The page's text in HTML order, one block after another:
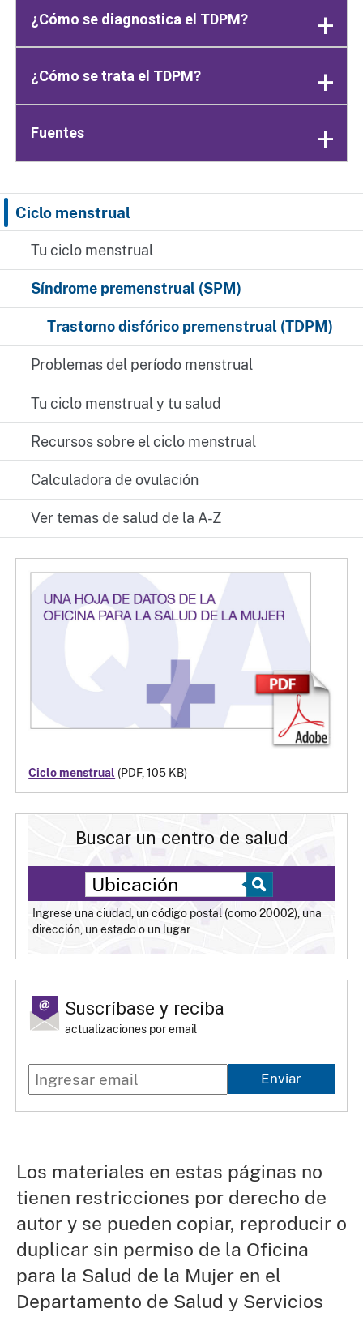
Ciclo menstrual
Tu ciclo menstrual
Síndrome premenstrual (SPM)
Trastorno disfórico premenstrual (TDPM)
Problemas del período menstrual
Tu ciclo menstrual y tu salud
Recursos sobre el ciclo menstrual
Calculadora de ovulación
Ver temas de salud de la A-Z
Ciclo menstrual (PDF, 105 KB)
Buscar un centro de salud
Ingrese una ciudad, un código postal (como 20002), una
dirección, un estado o un lugar
Suscríbase y reciba
actualizaciones por email
Enviar
¿Cómo se diagnostica el TDPM?
¿Cómo se trata el TDPM?
Fuentes
Los materiales en estas páginas no
tienen restricciones por derecho de
autor y se pueden copiar, reproducir o
duplicar sin permiso de la Oficina
para la Salud de la Mujer en el
Departamento de Salud y Servicios